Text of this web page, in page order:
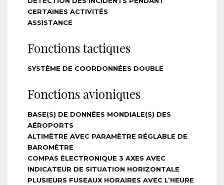
CERTAINES ACTIVITÉS
ASSISTANCE
Fonctions tactiques
SYSTÈME DE COORDONNÉES DOUBLE
Fonctions avioniques
BASE(S) DE DONNÉES MONDIALE(S) DES
AÉROPORTS
ALTIMÈTRE AVEC PARAMÈTRE RÉGLABLE DE
BAROMÈTRE
COMPAS ÉLECTRONIQUE 3 AXES AVEC
INDICATEUR DE SITUATION HORIZONTALE
PLUSIEURS FUSEAUX HORAIRES AVEC L’HEURE